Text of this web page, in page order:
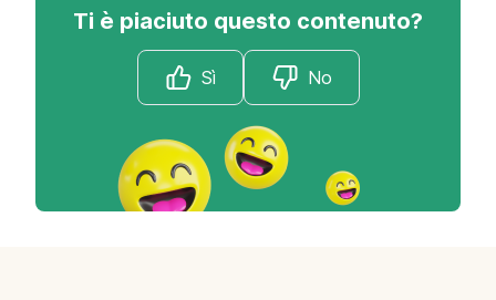
Ti è piaciuto questo contenuto?
Sì No